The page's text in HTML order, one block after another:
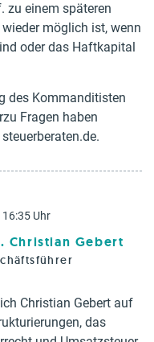
zu einem späteren
möglich ist, wenn
oder das Haftkapital
des Kommanditisten
Fragen haben
Uhr
Christian Gebert
Christian Gebert auf
das